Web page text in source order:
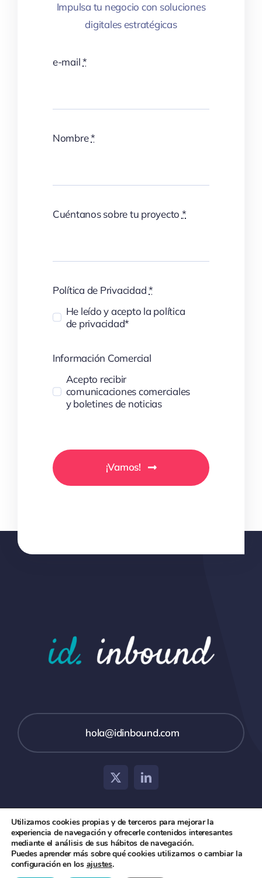
Impulsa tu negocio con soluciones
digitales estratégicas
e-mail*
Nombre*
Cuéntanos sobre tu proyecto *
Política de Privacidad*
He leído y acepto la política
de privacidad*
Información Comercial
Acepto recibir
comunicaciones comerciales
y boletines de noticias
¡Vamos!
hola@idinbound.com
© 2026 id inbound •Aviso Legal•Política de Privacidad
y Cookies
Utilizamos cookies propias y de terceros para mejorar la
experiencia de navegación y ofrecerle contenidos interesantes
mediante el análisis de sus hábitos de navegación.
Puedes aprender más sobre qué cookies utilizamos o cambiar la
configuración en los ajustes.